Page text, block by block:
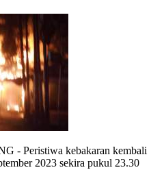
- Peristiwa kebakaran kembali
2023 sekira pukul 23.30